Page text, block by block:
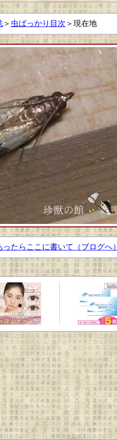
＞ 虫ばっかり目次 ＞現在地
ったらここに書いて（ブログへ）